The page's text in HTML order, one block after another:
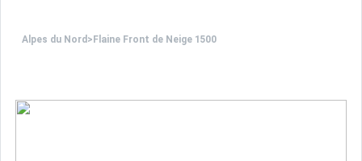
Alpes du Nord > Flaine Front de Neige 1500